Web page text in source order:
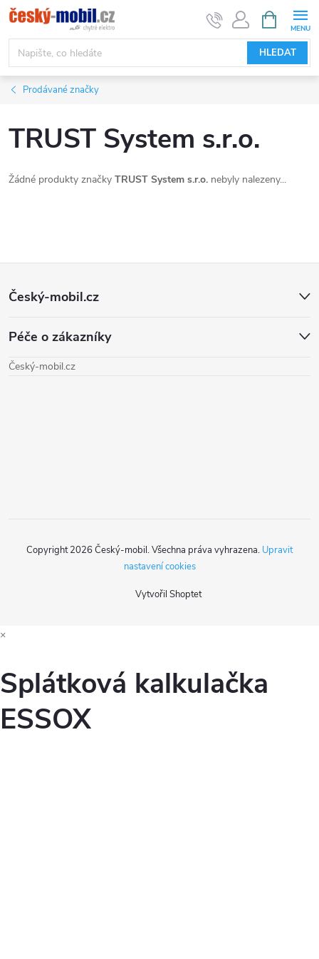
Přejít
na
obsah
HLEDAT
NÁKUPNÍ
KOŠÍK
Prodávané značky
TRUST System s.r.o.
Žádné produkty značky TRUST System s.r.o. nebyly nalezeny...
Z
p
Český-mobil.cz
Péče o zákazníky
Český-mobil.cz
Vytvořil Shoptet
Copyright 2026 Český-mobil. Všechna práva vyhrazena. Upravit
nastavení cookies
×
Splátková kalkulačka
ESSOX